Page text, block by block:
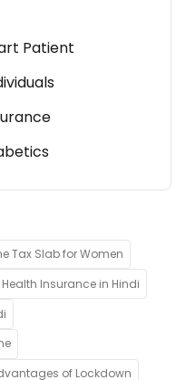
Patient
Tax Slab for Women
Health Insurance in Hindi
of Lockdown